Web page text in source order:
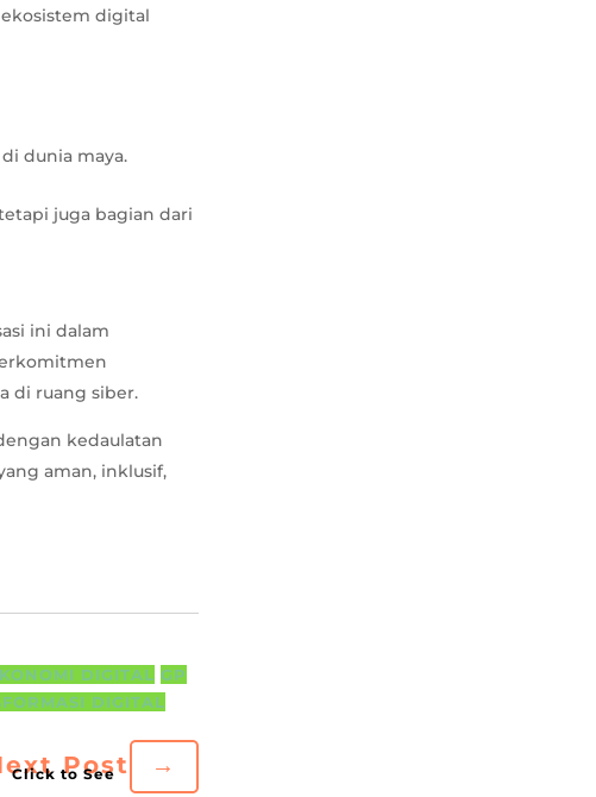
ekosistem digital
dunia maya.
juga bagian dari
ini dalam
di ruang siber.
kedaulatan
aman, inklusif,
DIGITAL GP
DIGITAL
Post →